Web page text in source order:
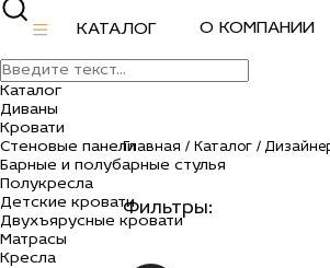
КАТАЛОГ О КОМПАНИИ
Каталог
Диваны
Кровати
Стеновые панели
Барные и полубарные стулья
Полукресла
Детские кровати
Двухъярусные кровати
Матрасы
Кресла
Главная / Каталог /
Фильтры: